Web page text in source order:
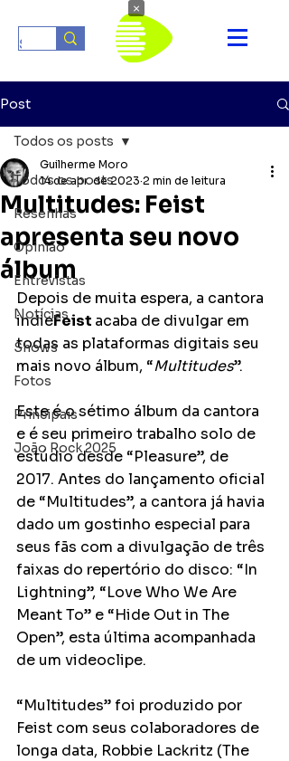
Post
Todos os posts
Resenhas
Opinião
Entrevistas
Notícias
Shows
Fotos
Principais
João Rock 2025
Todos os posts
Multitudes: Feist
apresenta seu novo
álbum
Guilherme Moro
14 de abr. de 2023 2 min de leitura
Depois de muita espera, a cantora
indieFeist acaba de divulgar em
todas as plataformas digitais seu
mais novo álbum, “Multitudes”.
Este é o sétimo álbum da cantora
e é seu primeiro trabalho solo de
estúdio desde “Pleasure”, de
2017. Antes do lançamento oficial
de “Multitudes”, a cantora já havia
dado um gostinho especial para
seus fãs com a divulgação de três
faixas do repertório do disco: “In
Lightning”, “Love Who We Are
Meant To” e “Hide Out in The
Open”, esta última acompanhada
de um videoclipe.
“Multitudes” foi produzido por
Feist com seus colaboradores de
longa data, Robbie Lackritz (The
×